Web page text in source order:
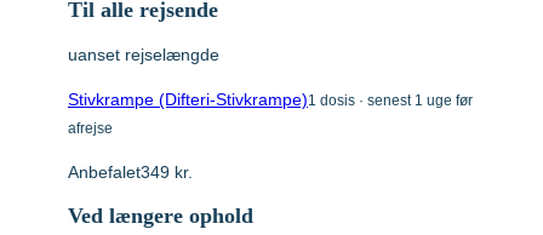
Polio
Respiratorisk Syncytialvirus (RSV)
Skoldkopper (Chicken Pox)
Myanmar
over 2 måneder og voksne, som primært
opholder sig i risikoperioden, i
vadefugle. Ved ophold i byområder er der
normalt ringe risiko.
Til alle rejsende
uanset rejselængde
Stivkrampe (Difteri-Stivkrampe)1 dosis · senest 1 uge før
afrejse
Anbefalet349 kr.
Ved længere ophold